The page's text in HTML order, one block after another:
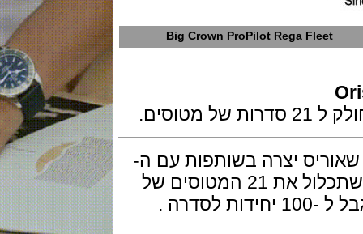
Big Crown ProPilot Rega
יצרה בשותפות עם ה-
Swiss Air-Rescue Rega האיקונית, שתכלול את 21 המטוסים של
.